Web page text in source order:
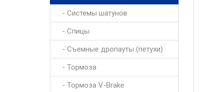
- Системы шатунов
- Спицы
- Съемные дропауты (петухи)
- Тормоза
- Тормоза V-Brake